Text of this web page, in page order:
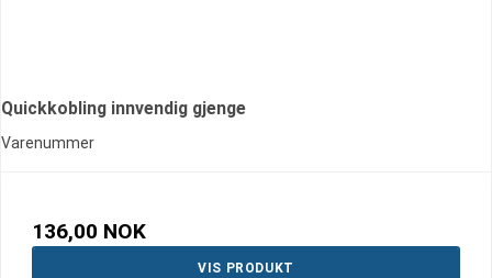
Quickkobling innvendig gjenge
Varenummer
136,00 NOK
VIS PRODUKT